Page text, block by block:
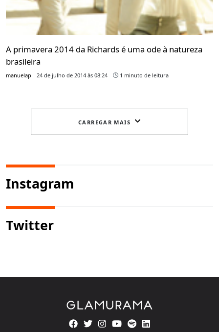
A primavera 2014 da Richards é uma ode à natureza
brasileira
manuelap 24 de julho de 2014 às 08:24 1 minuto de leitura
CARREGAR MAIS
Instagram
Twitter